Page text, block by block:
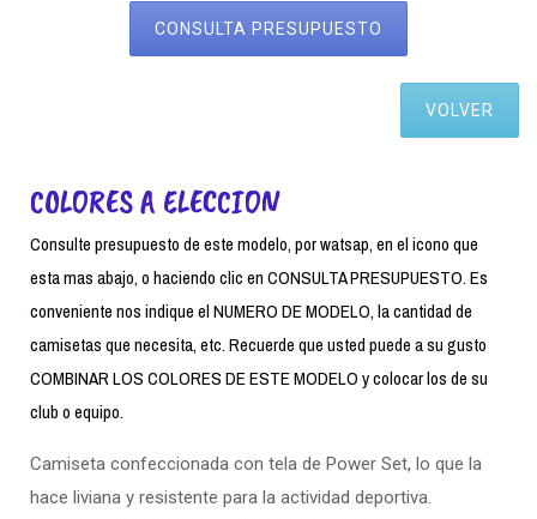
CONSULTA PRESUPUESTO
VOLVER
COLORES A ELECCION
Consulte presupuesto de este modelo, por watsap, en el icono que
esta mas abajo, o haciendo clic en CONSULTA PRESUPUESTO. Es
conveniente nos indique el NUMERO DE MODELO, la cantidad de
camisetas que necesita, etc. Recuerde que usted puede a su gusto
COMBINAR LOS COLORES DE ESTE MODELO y colocar los de su
club o equipo.
Camiseta confeccionada con tela de Power Set, lo que la
hace liviana y resistente para la actividad deportiva.